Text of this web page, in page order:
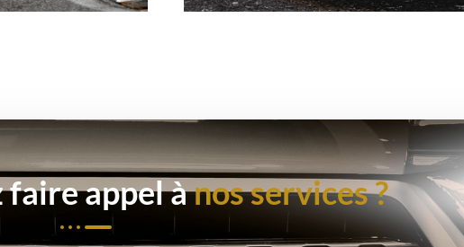
faire appel ànos services ?